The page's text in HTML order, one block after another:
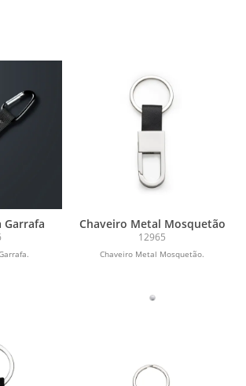
Garrafa Chaveiro Metal Mosquetão
12965
Chaveiro Metal Mosquetão.